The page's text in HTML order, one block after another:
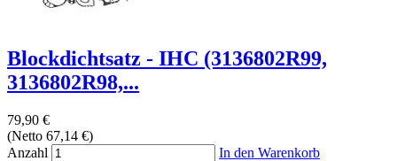
Blockdichtsatz - IHC (3136802R99,
3136802R98,...
79,90 €
(Netto 67,14 €)
Anzahl
In den Warenkorb